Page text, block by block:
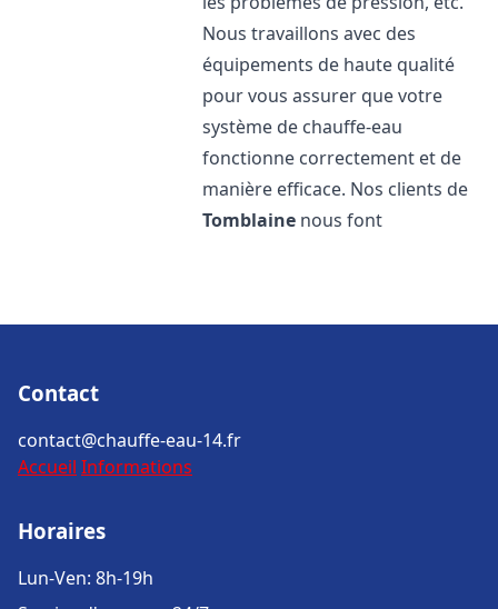
Nous travaillons avec des
équipements de haute qualité
pour vous assurer que votre
système de chauffe-eau
fonctionne correctement et de
manière efficace. Nos clients de
Tomblaine nous font
Contact
contact@chauffe-eau-14.fr
Accueil Informations
Horaires
Lun-Ven: 8h-19h